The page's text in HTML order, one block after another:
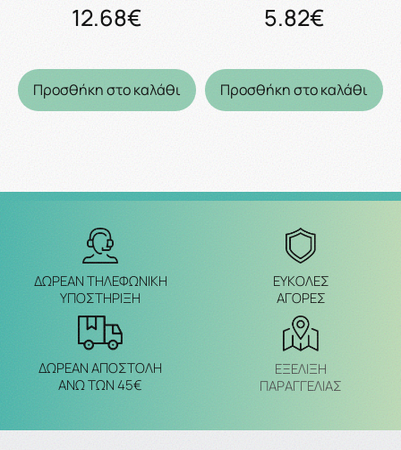
12.68€
Προσθήκη στο καλάθι
5.82€
Προσθήκη στο καλάθι
ΔΩΡΕΑΝ ΤΗΛΕΦΩΝΙΚΗ
ΥΠΟΣΤΗΡΙΞΗ
ΕΥΚΟΛΕΣ
ΑΓΟΡΕΣ
ΔΩΡΕΑΝ ΑΠΟΣΤΟΛΗ
ΑΝΩ ΤΩΝ 45€
ΕΞΈΛΙΞΗ
ΠΑΡΑΓΓΕΛΙΑΣ